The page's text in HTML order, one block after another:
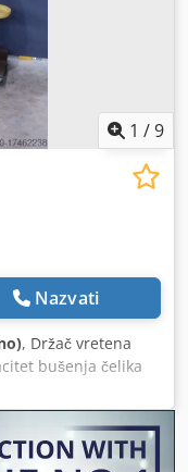
1 /9
Nazvati
, Držač vretena
bušenja čelika
x 370 mm
40-3.600 o/min